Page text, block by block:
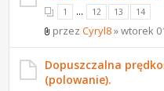
1 ... 12 13 14
przezCyryl8» wtorek
Dopuszczalna
(polowanie).